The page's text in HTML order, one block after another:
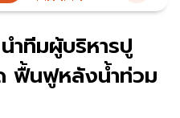
ำทีมผู้บริหารปู
ฟื้นฟูหลังน้ำท่วม